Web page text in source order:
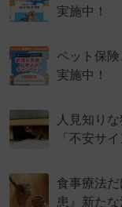
実施中！
ペット保
実施中！
人見知り
「不安サ
食事療法
患』新た